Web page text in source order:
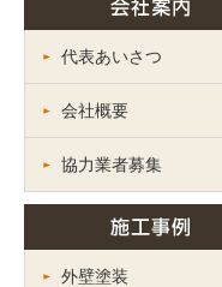
代表あいさつ
会社概要
協力業者募集
外壁塗装